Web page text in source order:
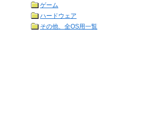
ゲーム
ハードウェア
その他、全OS用一覧